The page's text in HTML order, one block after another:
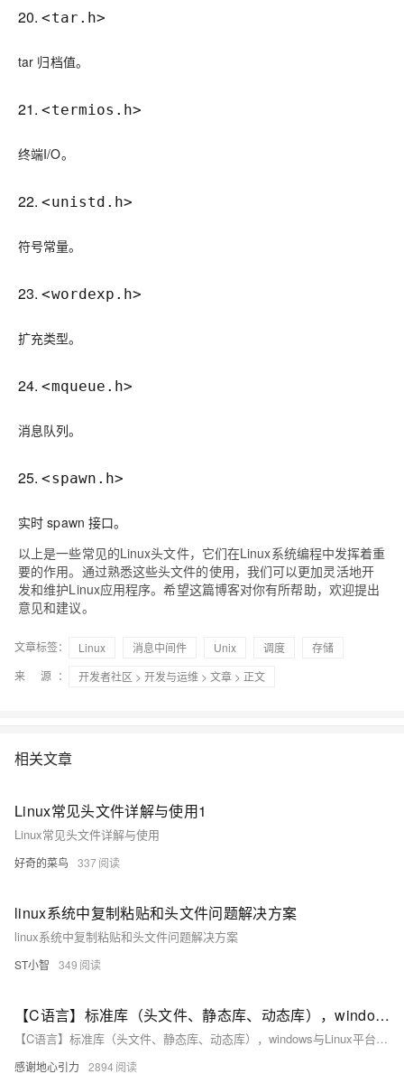
20.<tar.h>
tar 归档值。
21.<termios.h>
终端I/O。
22.<unistd.h>
符号常量。
23.<wordexp.h>
扩充类型。
24.<mqueue.h>
消息队列。
25.<spawn.h>
实时 spawn 接口。
以上是一些常见的Linux头文件，它们在Linux系统编程中发挥着重
要的作用。通过熟悉这些头文件的使用，我们可以更加灵活地开
发和维护Linux应用程序。希望这篇博客对你有所帮助，欢迎提出
意见和建议。
文章标签： Linux 消息中间件 Unix 调度
存储
来 源：
开发者社区 > 开发与运维 > 文章 > 正文
相关文章
Linux常见头文件详解与使用1
Linux常见头文件详解与使用
好奇的菜鸟 337
linux系统中复制粘贴和头文件问题解决方案
linux系统中复制粘贴和头文件问题解决方案
ST小智 349
【C语言】标准库（头文件、静态库、动态库），windows与Linux平台下的常用C语言标准库(二)
【C语言】标准库（头文件、静态库、动态库），windows与Linux平台下的常用C语言标准库
感谢地心引力 2894